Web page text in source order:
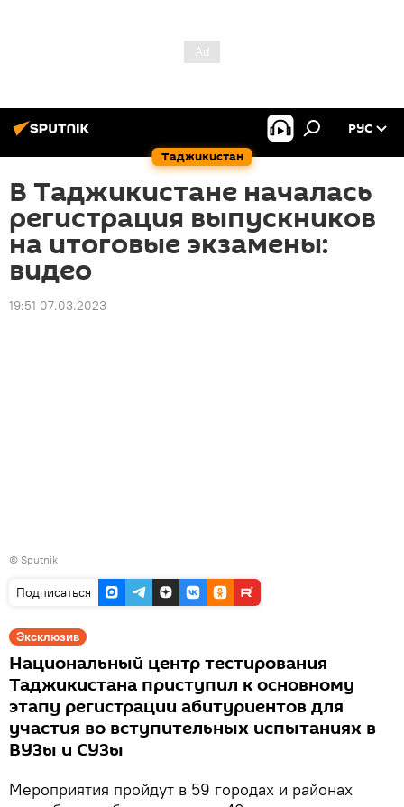
Таджикистан
РУС
В Таджикистане началась
регистрация выпускников
на итоговые экзамены:
видео
19:51 07.03.2023
© Sputnik
Подписаться
Эксклюзив
Национальный центр тестирования
Таджикистана приступил к основному
этапу регистрации абитуриентов для
участия во вступительных испытаниях в
ВУЗы и СУЗы
Мероприятия пройдут в 59 городах и районах